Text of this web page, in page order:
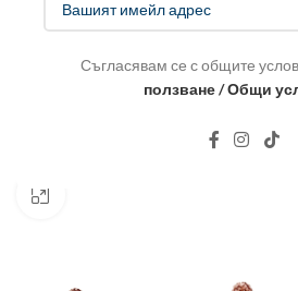
Съгласявам се с общите
ползване / Общи